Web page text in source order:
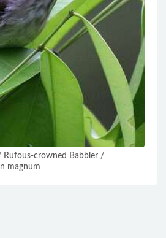
Rufous-crowned Babbler /
magnum